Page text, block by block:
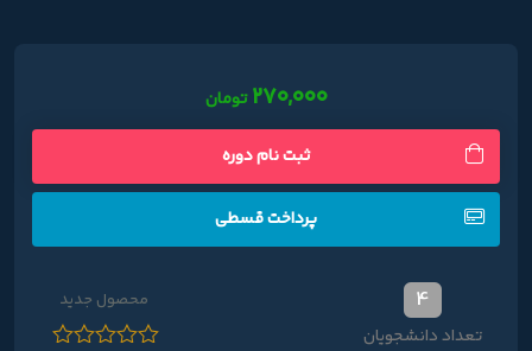
۲۷۰,۰۰۰ تومان
ثبت نام دوره
پرداخت قسطی
4
تعداد دانشجویان
محصول جدید